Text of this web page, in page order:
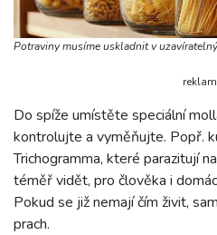
Potraviny musíme uskladnit v
Do spíže umístěte speciální
kontrolujte a vyměňujte. Popř.
Trichogramma, které parazitují
téměř vidět, pro člověka i
Pokud se již nemají čím živit,
prach.